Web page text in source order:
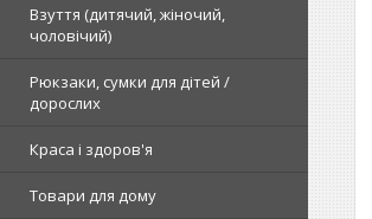
Взуття (дитячий, жіночий,
чоловічий)
Рюкзаки, сумки для дітей /
дорослих
Краса і здоров'я
Товари для дому